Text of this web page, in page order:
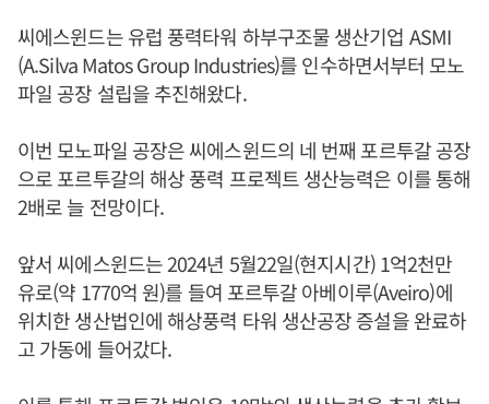
씨에스윈드는 유럽 풍력타워 하부구조물 생산기업 ASMI
(A.Silva Matos Group Industries)를 인수하면서부터 모노
파일 공장 설립을 추진해왔다.
이번 모노파일 공장은 씨에스윈드의 네 번째 포르투갈 공장
으로 포르투갈의 해상 풍력 프로젝트 생산능력은 이를 통해
2배로 늘 전망이다.
앞서 씨에스윈드는 2024년 5월22일(현지시간) 1억2천만
유로(약 1770억 원)를 들여 포르투갈 아베이루(Aveiro)에
위치한 생산법인에 해상풍력 타워 생산공장 증설을 완료하
고 가동에 들어갔다.